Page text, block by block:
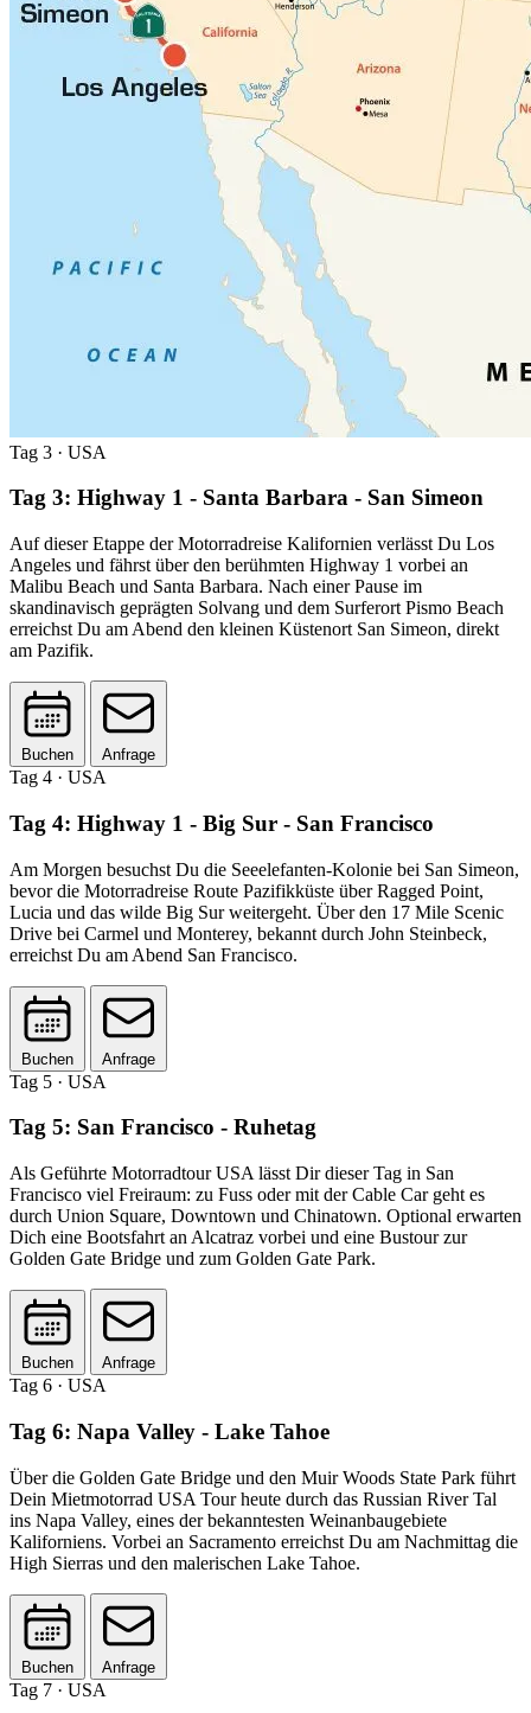
Tag 3 · USA
Tag 3: Highway 1 - Santa Barbara - San Simeon
Auf dieser Etappe der Motorradreise Kalifornien verlässt Du Los
Angeles und fährst über den berühmten Highway 1 vorbei an
Malibu Beach und Santa Barbara. Nach einer Pause im
skandinavisch geprägten Solvang und dem Surferort Pismo Beach
erreichst Du am Abend den kleinen Küstenort San Simeon, direkt
am Pazifik.
Buchen Anfrage
Tag 4 · USA
Tag 4: Highway 1 - Big Sur - San Francisco
Am Morgen besuchst Du die Seeelefanten-Kolonie bei San Simeon,
bevor die Motorradreise Route Pazifikküste über Ragged Point,
Lucia und das wilde Big Sur weitergeht. Über den 17 Mile Scenic
Drive bei Carmel und Monterey, bekannt durch John Steinbeck,
erreichst Du am Abend San Francisco.
Buchen Anfrage
Tag 5 · USA
Tag 5: San Francisco - Ruhetag
Als Geführte Motorradtour USA lässt Dir dieser Tag in San
Francisco viel Freiraum: zu Fuss oder mit der Cable Car geht es
durch Union Square, Downtown und Chinatown. Optional erwarten
Dich eine Bootsfahrt an Alcatraz vorbei und eine Bustour zur
Golden Gate Bridge und zum Golden Gate Park.
Buchen Anfrage
Tag 6 · USA
Tag 6: Napa Valley - Lake Tahoe
Über die Golden Gate Bridge und den Muir Woods State Park führt
Dein Mietmotorrad USA Tour heute durch das Russian River Tal
ins Napa Valley, eines der bekanntesten Weinanbaugebiete
Kaliforniens. Vorbei an Sacramento erreichst Du am Nachmittag die
High Sierras und den malerischen Lake Tahoe.
Buchen Anfrage
Tag 7 · USA